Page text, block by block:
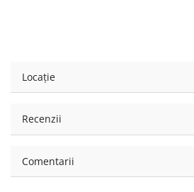
Locație
Recenzii
Comentarii